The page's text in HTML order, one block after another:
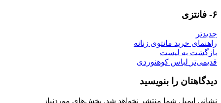
۶- فانتزی
جدیدتر
راهنمای خرید مانتوی زنانه
بازگشت به لیست
قدیمی‌تر لباس کوهنوردی
دیدگاهتان را بنویسید
نشانی ایمیل شما منتشر نخواهد شد. بخش‌های موردنیاز